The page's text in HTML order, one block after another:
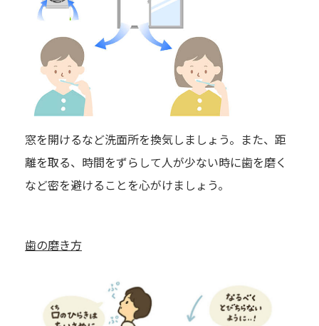
窓を開けるなど洗面所を換気しましょう。また、距
離を取る、時間をずらして人が少ない時に歯を磨く
など密を避けることを心がけましょう。
歯の磨き方